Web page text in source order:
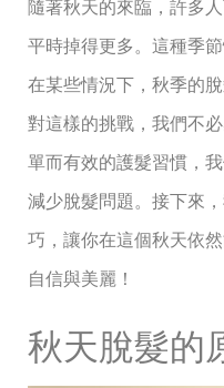
隨著秋天的來臨，許多
平時掉得更多。這種季
在某些情況下，秋季的
對這樣的挑戰，我們不
單而有效的護髮習慣，
減少脫髮問題。接下來
巧，讓你在這個秋天依
自信與美麗！
秋天脫髮的